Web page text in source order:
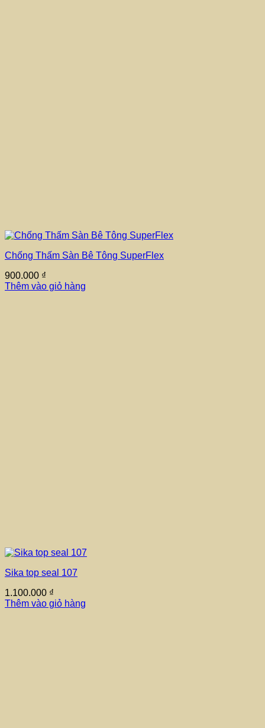
Chống Thấm Sàn Bê Tông SuperFlex
900.000 ₫
Thêm vào giỏ hàng
Sika top seal 107
1.100.000 ₫
Thêm vào giỏ hàng